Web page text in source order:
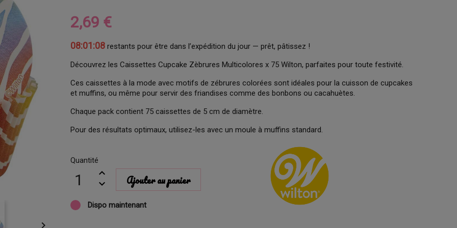

2,69 €
08:01:07 restants pour être dans l’expédition du jour — prêt, pâtissez !
Découvrez les Caissettes Cupcake Zèbrures Multicolores x 75 Wilton, parfaites pour toute festivité.
Ces caissettes à la mode avec motifs de zébrures colorées sont idéales pour la cuisson de cupcakes
et muffins, ou même pour servir des friandises comme des bonbons ou cacahuètes.
Chaque pack contient 75 caissettes de 5 cm de diamètre.
Pour des résultats optimaux, utilisez-les avec un moule à muffins standard.
Quantité
Ajouter au panier
Dispo maintenant